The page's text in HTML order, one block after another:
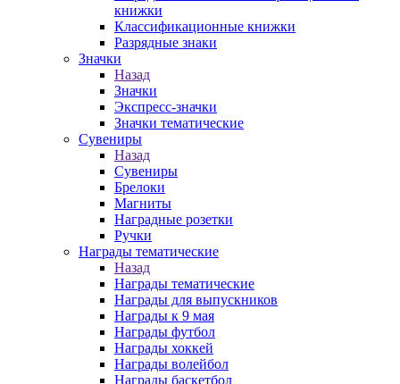
книжки
Классификационные книжки
Разрядные знаки
Значки
Назад
Значки
Экспресс-значки
Значки тематические
Сувениры
Назад
Сувениры
Брелоки
Магниты
Наградные розетки
Ручки
Награды тематические
Назад
Награды тематические
Награды для выпускников
Награды к 9 мая
Награды футбол
Награды хоккей
Награды волейбол
Награды баскетбол